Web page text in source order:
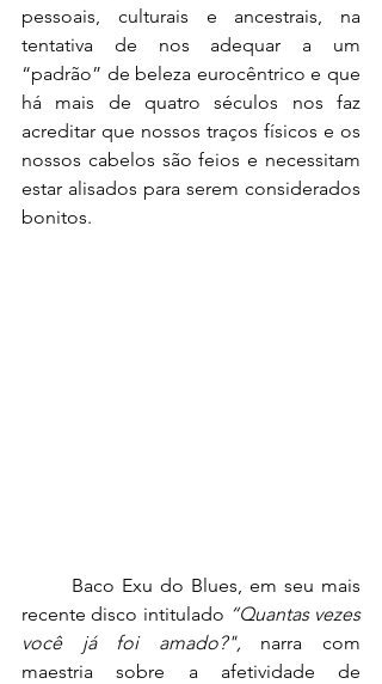
pessoais, culturais e ancestrais, na
tentativa de nos adequar a um
“padrão” de beleza eurocêntrico e que
há mais de quatro séculos nos faz
acreditar que nossos traços físicos e os
nossos cabelos são feios e necessitam
estar alisados para serem considerados
bonitos.
recente disco intitulado “Quantas vezes
você já foi amado?", narra com
maestria sobre a afetividade de